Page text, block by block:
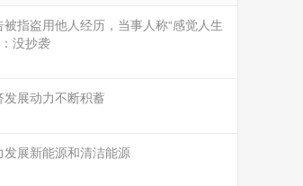
指盗用他人经历，当事人称“感觉人生
没抄袭
展动力不断积蓄
发展新能源和清洁能源